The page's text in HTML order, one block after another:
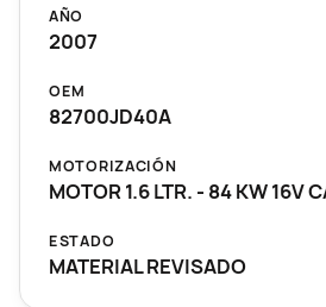
AÑO
2007
OEM
82700JD40A
MOTORIZACIÓN
MOTOR 1.6 LTR. - 84 KW 16V
ESTADO
MATERIAL REVISADO